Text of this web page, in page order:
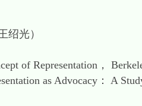
光）
of Representation，
as Advocacy： A